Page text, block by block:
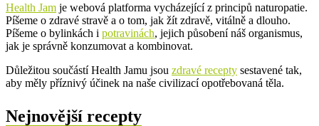
Health Jam je webová platforma vycházející z principů naturopatie.
Píšeme o zdravé stravě a o tom, jak žít zdravě, vitálně a dlouho.
Píšeme o bylinkách i potravinách, jejich působení náš organismus,
jak je správně konzumovat a kombinovat.
Důležitou součástí Health Jamu jsou zdravé recepty sestavené tak,
aby měly příznivý účinek na naše civilizací opotřebovaná těla.
Nejnovější recepty